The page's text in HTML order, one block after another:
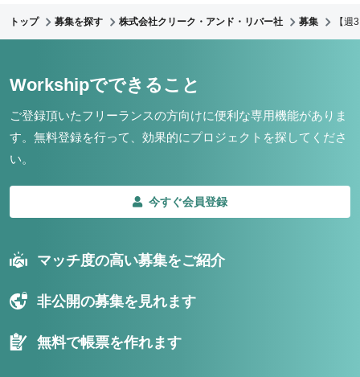
トップ 募集を探す 株式会社クリーク・アンド・リバー社 募集 【
Workshipでできること
ご登録頂いたフリーランスの方向けに便利な専用機能がありま
す。 無料登録を行って、効果的にプロジェクトを探してくださ
い。
今すぐ会員登録
マッチ度の高い募集をご紹介
非公開の募集を見れます
無料で帳票を作れます